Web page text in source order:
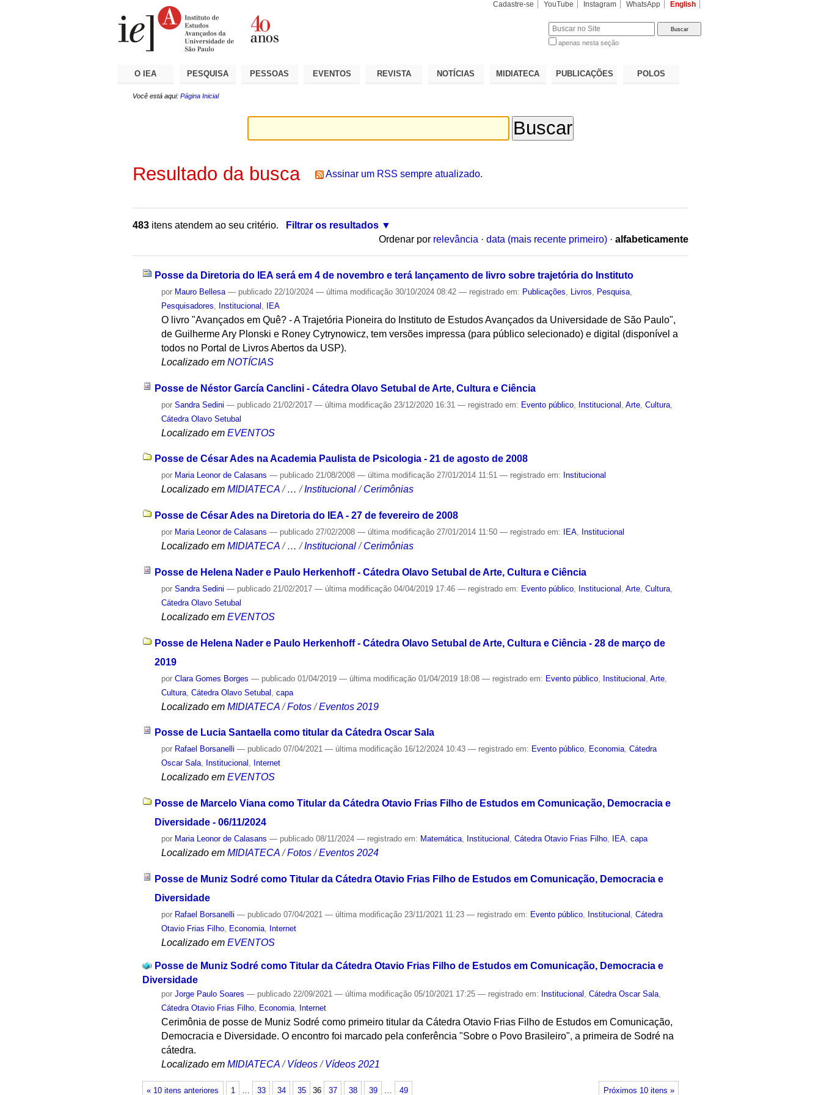
Cadastre-se YouTube Instagram WhatsApp English
apenas nesta seção
O IEA PESQUISA PESSOAS EVENTOS REVISTA NOTÍCIAS MIDIATECA PUBLICAÇÕES POLOS
Você está aqui: Página Inicial
Resultado da busca Assinar um RSS sempre atualizado.
483 itens atendem ao seu critério.
Filtrar os resultados
Ordenar por relevância · data (mais recente primeiro) · alfabeticamente
Posse da Diretoria do IEA será em 4 de novembro e terá lançamento de livro sobre trajetória do Instituto
por Mauro Bellesa — publicado 22/10/2024— última modificação 30/10/2024 08:42— registrado em: Publicações Livros Pesquisa
Pesquisadores
Institucional IEA
O livro "Avançados em Quê? - A Trajetória Pioneira do Instituto de Estudos Avançados da Universidade de São Paulo",
de Guilherme Ary Plonski e Roney Cytrynowicz, tem versões impressa (para público selecionado) e digital (disponível a
todos no Portal de Livros Abertos da USP).
Localizado em NOTÍCIAS
Posse de Néstor García Canclini - Cátedra Olavo Setubal de Arte, Cultura e Ciência
porSandra Sedini — publicado 21/02/2017— última modificação 23/12/2020 16:31— registrado em: Evento público Institucional ,Arte ,Cultura
Cátedra Olavo Setubal
Localizado em EVENTOS
Posse de César Ades na Academia Paulista de Psicologia - 21 de agosto de 2008
por Maria Leonor de Calasans — publicado 21/08/2008— última modificação 27/01/2014 11:51— registrado em: Institucional
Localizado em MIDIATECA /…/Institucional /Cerimônias
Posse de César Ades na Diretoria do IEA - 27 de fevereiro de 2008
por Maria Leonor de Calasans — publicado 27/02/2008— última modificação 27/01/2014 11:50— registrado em: IEA, Institucional
Localizado em MIDIATECA /…/Institucional /Cerimônias
Posse de Helena Nader e Paulo Herkenhoff - Cátedra Olavo Setubal de Arte, Cultura e Ciência
porSandra Sedini — publicado 21/02/2017— última modificação 04/04/2019 17:46— registrado em: Evento público Institucional ,Arte ,Cultura
Cátedra Olavo Setubal
Localizado em EVENTOS
Posse de Helena Nader e Paulo Herkenhoff - Cátedra Olavo Setubal de Arte, Cultura e Ciência - 28 de março de
2019
porClara Gomes Borges — publicado 01/04/2019— última modificação 01/04/2019 18:08— registrado em: Evento público Institucional ,Arte
Cultura ,Cátedra Olavo Setubal ,capa
Localizado em MIDIATECA /Fotos /Eventos 2019
Posse de Lucia Santaella como titular da Cátedra Oscar Sala
por Rafael Borsanelli — publicado 07/04/2021— última modificação 16/12/2024 10:43— registrado em: Evento público, Economia,Cátedra
Oscar Sala, Institucional , Internet
Localizado em EVENTOS
Posse de Marcelo Viana como Titular da Cátedra Otavio Frias Filho de Estudos em Comunicação, Democracia e
Diversidade - 06/11/2024
por Maria Leonor de Calasans — publicado 08/11/2024— registrado em: Matemática Institucional ,Cátedra Otavio Frias Filho IEA ,capa
Localizado em MIDIATECA /Fotos /Eventos 2024
Posse de Muniz Sodré como Titular da Cátedra Otavio Frias Filho de Estudos em Comunicação, Democracia e
Diversidade
por Rafael Borsanelli — publicado 07/04/2021— última modificação 23/11/2021 11:23— registrado em: Evento público Institucional ,Cátedra
Otavio Frias Filho Economia Internet
Localizado em EVENTOS
Posse de Muniz Sodré como Titular da Cátedra Otavio Frias Filho de Estudos em Comunicação, Democracia e
Diversidade
porJorge Paulo Soares — publicado 22/09/2021— última modificação 05/10/2021 17:25— registrado em: Institucional ,Cátedra Oscar Sala,
Cátedra Otavio Frias Filho, Economia, Internet
Cerimônia de posse de Muniz Sodré como primeiro titular da Cátedra Otavio Frias Filho de Estudos em Comunicação,
Democracia e Diversidade. O encontro foi marcado pela conferência "Sobre o Povo Brasileiro", a primeira de Sodré na
cátedra.
Localizado em MIDIATECA /Vídeos /Vídeos 2021
« 10 itens anteriores Próximos 10 itens »
1 33 34 35 36 37 38 39 49